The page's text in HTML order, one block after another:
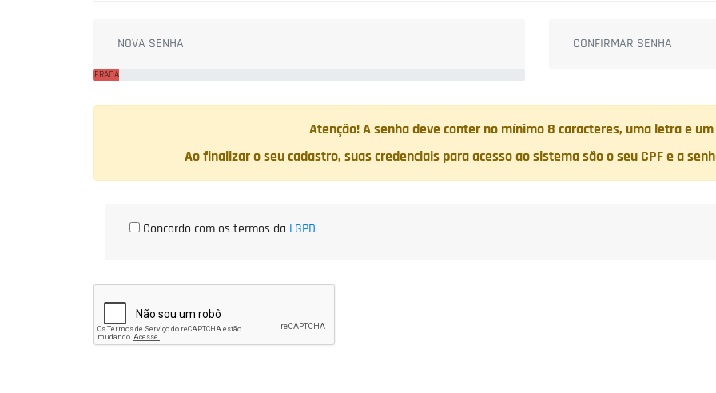
FRACA
Atenção! A senha deve conter no mínimo 8 caracteres, uma letra e
Ao finalizar o seu cadastro, suas credenciais para acesso ao sistema são o seu CPF e a
Concordo com os termos da LGPD